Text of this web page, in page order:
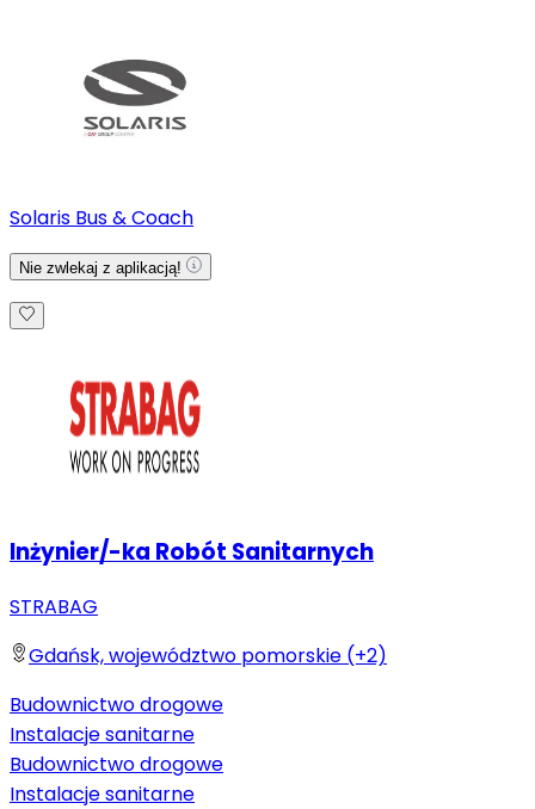
Solaris Bus & Coach
Nie zwlekaj z aplikacją!
Inżynier/-ka Robót Sanitarnych
STRABAG
Gdańsk, województwo pomorskie (+2)
Budownictwo drogowe
Instalacje sanitarne
Budownictwo drogowe
Instalacje sanitarne